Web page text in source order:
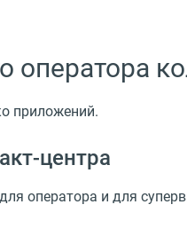
оператора
приложений.
центра
оператора и для